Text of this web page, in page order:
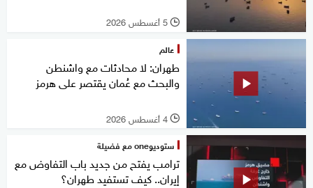
l 5 أغسطس 2026
عالم
طهران: لا محادثات مع واشنطن
والبحث مع عُمان يقتصر على هرمز
l 4 أغسطس 2026
ستوديوone مع فضيلة
ترامب يفتح من جديد باب التفاوض مع
إيران.. كيف تستفيد طهران؟